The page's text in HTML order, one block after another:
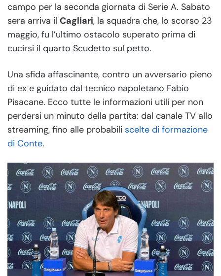
campo per la seconda giornata di Serie A. Sabato
sera arriva il Cagliari, la squadra che, lo scorso 23
maggio, fu l’ultimo ostacolo superato prima di
cucirsi il quarto Scudetto sul petto.
Una sfida affascinante, contro un avversario pieno
di ex e guidato dal tecnico napoletano Fabio
Pisacane. Ecco tutte le informazioni utili per non
perdersi un minuto della partita: dal canale TV allo
streaming, fino alle probabili scelte di formazione
di Conte.